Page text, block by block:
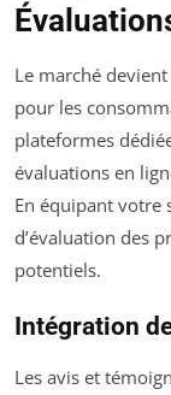
Le marché
pour les
plateformes
évaluations en
En équipant votre
d’évaluation des
potentiels.
Intégration
Les avis et